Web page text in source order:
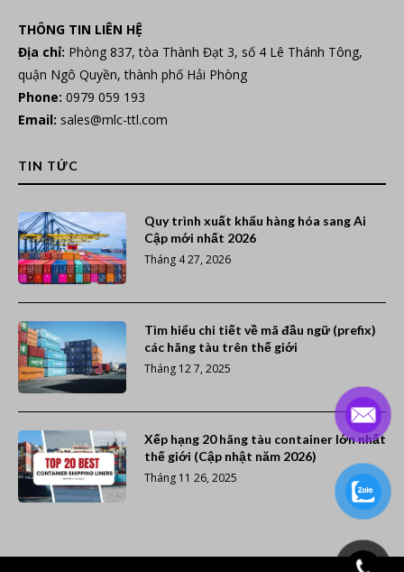
THÔNG TIN LIÊN HỆ
Địa chỉ: Phòng 837, tòa Thành Đạt 3, số 4 Lê Thánh Tông,
quận Ngô Quyền, thành phố Hải Phòng
Phone: 0979 059 193
Email: sales@mlc-ttl.com
TIN TỨC
Quy trình xuất khẩu hàng hóa sang Ai
Cập mới nhất 2026
Tháng 4 27, 2026
Tìm hiểu chi tiết về mã đầu ngữ (prefix)
các hãng tàu trên thế giới
Tháng 12 7, 2025
Xếp hạng 20 hãng tàu container lớn nhất
thế giới (Cập nhật năm 2026)
Tháng 11 26, 2025